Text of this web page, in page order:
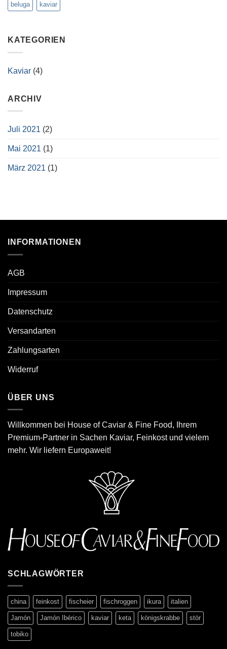
beluga kaviar
KATEGORIEN
Kaviar (4)
ARCHIV
Juli 2021 (2)
Mai 2021 (1)
März 2021 (1)
INFORMATIONEN
AGB
Impressum
Datenschutz
Versandarten
Zahlungsarten
Widerruf
ÜBER UNS
Willkommen bei House of Caviar & Fine Food, Ihrem
Premium-Partner in Sachen Kaviar, Feinkost und vielem
mehr. Wir liefern Europaweit!
SCHLAGWÖRTER
china feinkost fischeier fischroggen ikura italien
Jamón Jamón Ibérico kaviar keta königskrabbe stör
tobiko